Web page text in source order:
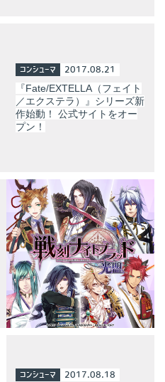
コンシューマ 2017.08.21
『Fate/EXTELLA（フェイト
／エクステラ）』シリーズ新
作始動！ 公式サイトをオー
プン！
コンシューマ 2017.08.18